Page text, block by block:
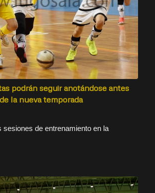
podrán seguir anotándose antes
la nueva temporada
sesiones de entrenamiento en la